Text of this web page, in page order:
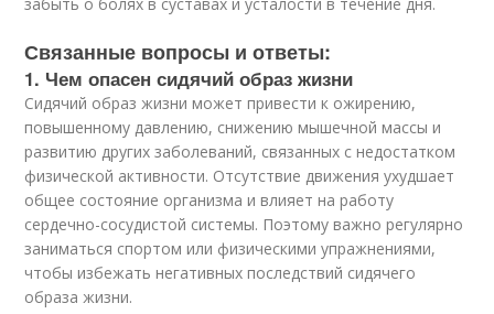
Связанные вопросы и ответы:
1. Чем опасен сидячий образ жизни
Сидячий образ жизни может привести к ожирению,
повышенному давлению, снижению мышечной массы и
развитию других заболеваний, связанных с недостатком
физической активности. Отсутствие движения ухудшает
общее состояние организма и влияет на работу
сердечно-сосудистой системы. Поэтому важно регулярно
заниматься спортом или физическими упражнениями,
чтобы избежать негативных последствий сидячего
образа жизни.